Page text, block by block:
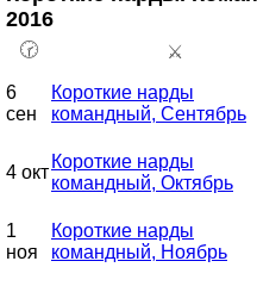
2016
🕝 ⚔️
6
сен
Короткие нарды
командный, Сентябрь
4 окт
Короткие нарды
командный, Октябрь
1
ноя
Короткие нарды
командный, Ноябрь